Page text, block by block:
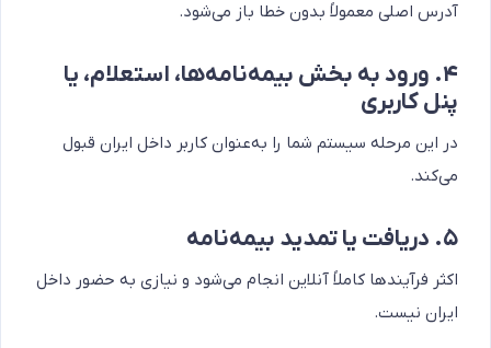
آدرس اصلی معمولاً بدون خطا باز می‌شود.
۴. ورود به بخش بیمه‌نامه‌ها، استعلام، یا
پنل کاربری
در این مرحله سیستم شما را به‌عنوان کاربر داخل ایران قبول
می‌کند.
۵. دریافت یا تمدید بیمه‌نامه
اکثر فرآیندها کاملاً آنلاین انجام می‌شود و نیازی به حضور داخل
ایران نیست.